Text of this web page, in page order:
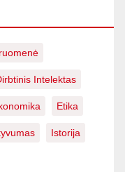
Intelektas
Etika
Istorija